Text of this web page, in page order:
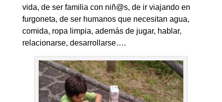
vida, de ser familia con niñ@s, de ir viajando en
furgoneta, de ser humanos que necesitan agua,
comida, ropa limpia, además de jugar, hablar,
relacionarse, desarrollarse….